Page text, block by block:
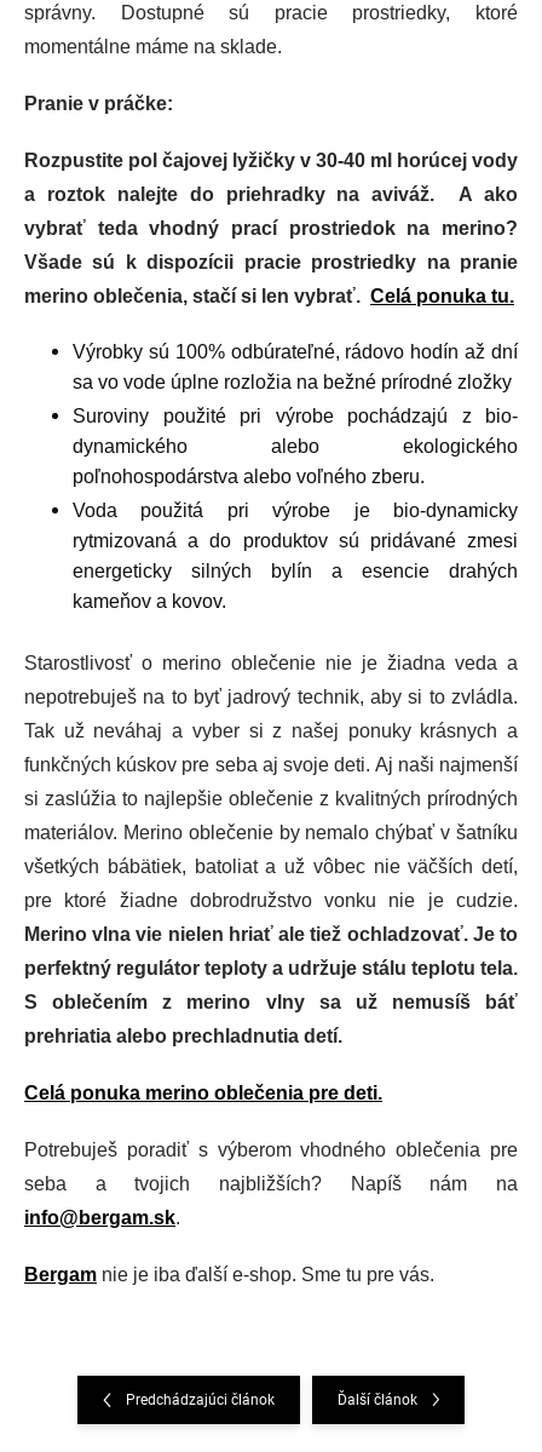
správny. Dostupné sú pracie prostriedky, ktoré
momentálne máme na sklade.
Pranie v práčke:
Rozpustite pol čajovej lyžičky v 30-40 ml horúcej vody
a roztok nalejte do priehradky na aviváž. A ako
vybrať teda vhodný prací prostriedok na merino?
Všade sú k dispozícii pracie prostriedky na pranie
merino oblečenia, stačí si len vybrať. Celá ponuka tu.
Výrobky sú 100% odbúrateľné, rádovo hodín až dní
sa vo vode úplne rozložia na bežné prírodné zložky
Suroviny použité pri výrobe pochádzajú z bio-
dynamického alebo ekologického
poľnohospodárstva alebo voľného zberu.
Voda použitá pri výrobe je bio-dynamicky
rytmizovaná a do produktov sú pridávané zmesi
energeticky silných bylín a esencie drahých
kameňov a kovov.
Starostlivosť o merino oblečenie nie je žiadna veda a
nepotrebuješ na to byť jadrový technik, aby si to zvládla.
Tak už neváhaj a vyber si z našej ponuky krásnych a
funkčných kúskov pre seba aj svoje deti. Aj naši najmenší
si zaslúžia to najlepšie oblečenie z kvalitných prírodných
materiálov. Merino oblečenie by nemalo chýbať v šatníku
všetkých bábätiek, batoliat a už vôbec nie väčších detí,
pre ktoré žiadne dobrodružstvo vonku nie je cudzie.
Merino vlna vie nielen hriať ale tiež ochladzovať. Je to
perfektný regulátor teploty a udržuje stálu teplotu tela.
S oblečením z merino vlny sa už nemusíš báť
prehriatia alebo prechladnutia detí.
Celá ponuka merino oblečenia pre deti.
Potrebuješ poradiť s výberom vhodného oblečenia pre
seba a tvojich najbližších? Napíš nám na
info@bergam.sk.
Bergam nie je iba ďalší e-shop. Sme tu pre vás.
Predchádzajúci článok Ďalší článok